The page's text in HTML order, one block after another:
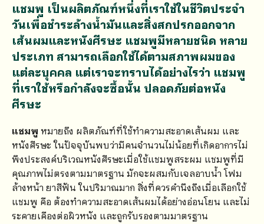
แชมพู เป็นผลิตภัณฑ์หนึ่งที่เราใช้ในชีวิตประจำ
วันเพื่อชำระล้างน้ำมันและสิ่งสกปรกออกจาก
เส้นผมและหนังศีรษะ แชมพูมีหลายชนิด หลาย
ประเภท สามารถเลือกใช้ได้ตามสภาพผมของ
แต่ละบุคคล แต่เราจะทราบได้อย่างไรว่า แชมพู
ที่เราใช้หรือกำลังจะซื้อนั้น ปลอดภัยต่อหนัง
ศีรษะ
แชมพู หมายถึง ผลิตภัณฑ์ที่ใช้ทำความสะอาดเส้นผม และ
หนังศีรษะ ในปัจจุบันพบว่ามีคนจำนวนไม่น้อยที่เกิดอาการไม่
พึงประสงค์บริเวณหนังศีรษะเมื่อใช้แชมพูสระผม แชมพูที่มี
คุณภาพไม่ตรงตามมาตรฐาน มักจะผสมกับเจลอาบน้ำ โฟม
ล้างหน้า ยาสีฟัน ในปริมาณมาก สิ่งที่ควรคำนึงถึงเมื่อเลือกใช้
แชมพู คือ ต้องทำความสะอาดเส้นผมได้อย่างอ่อนโยน และไม่
ระคายเคืองต่อผิวหนัง และถูกรับรองตามมาตรฐาน